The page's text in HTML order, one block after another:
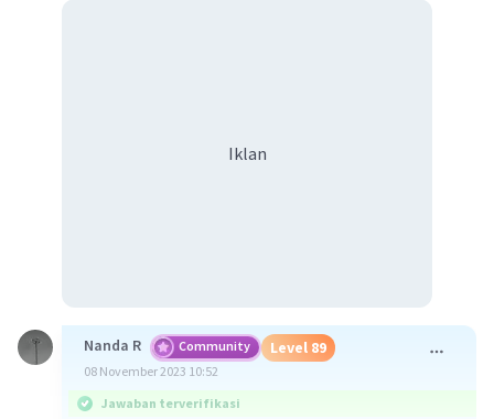
Iklan
Nanda R Community Level 89
08 November 2023 10:52
Jawaban terverifikasi